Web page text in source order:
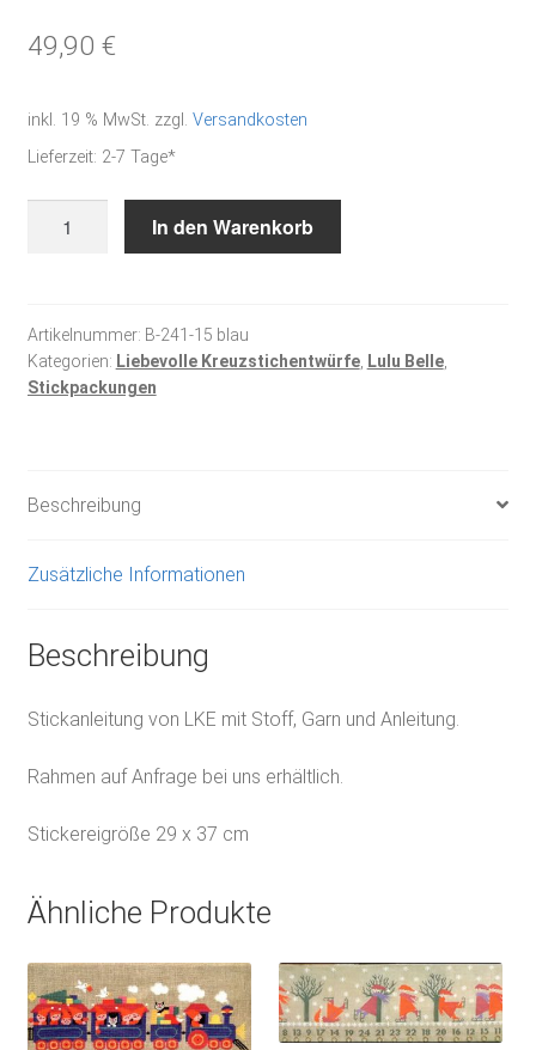
49,90 €
inkl. 19 % MwSt. zzgl. Versandkosten
Lieferzeit: 2-7 Tage*
Eisverkäuferin,
blau
Menge
In den Warenkorb
Artikelnummer: B-241-15 blau
Kategorien: Liebevolle Kreuzstichentwürfe, Lulu Belle,
Stickpackungen
Beschreibung
Zusätzliche Informationen
Beschreibung
Stickanleitung von LKE mit Stoff, Garn und Anleitung.
Rahmen auf Anfrage bei uns erhältlich.
Stickereigröße 29 x 37 cm
Ähnliche Produkte